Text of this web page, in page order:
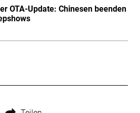
OTA-Update: Chinesen beenden